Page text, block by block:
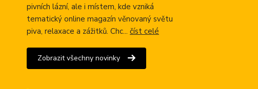
pivních lázní, ale i místem, kde vzniká
tematický online magazín věnovaný světu
piva, relaxace a zážitků. Chc... číst celé
Zobrazit všechny novinky